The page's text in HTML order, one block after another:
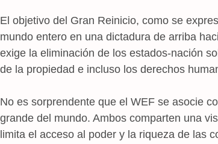
El objetivo del Gran Reinicio, como se
mundo entero en una dictadura de arriba
exige la eliminación de los estados-nación
de la propiedad e incluso los derechos
No es sorprendente que el WEF se asocie
grande del mundo. Ambos comparten una
limita el acceso al poder y la riqueza de las